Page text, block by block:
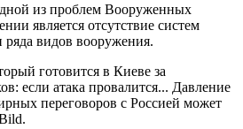
из проблем Вооруженных
является отсутствие систем
видов вооружения.
готовится в Киеве за
если атака провалится... Давление
переговоров с Россией может